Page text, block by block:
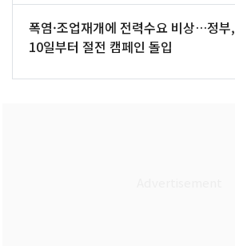
폭염·조업재개에 전력수요 비상…정부,
10일부터 절전 캠페인 돌입